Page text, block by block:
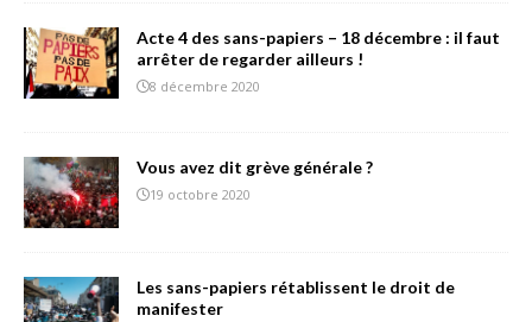
Acte 4 des sans-papiers – 18 décembre : il faut
arrêter de regarder ailleurs !
8 décembre 2020
Vous avez dit grève générale ?
19 octobre 2020
Les sans-papiers rétablissent le droit de
manifester